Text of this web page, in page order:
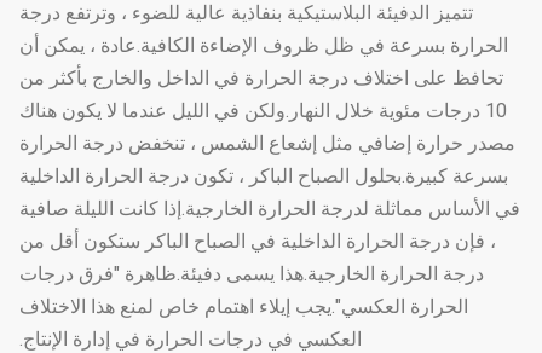
تتميز الدفيئة البلاستيكية بنفاذية عالية للضوء ، وترتفع درجة
الحرارة بسرعة في ظل ظروف الإضاءة الكافية.عادة ، يمكن أن
تحافظ على اختلاف درجة الحرارة في الداخل والخارج بأكثر من
10 درجات مئوية خلال النهار.ولكن في الليل عندما لا يكون هناك
مصدر حرارة إضافي مثل إشعاع الشمس ، تنخفض درجة الحرارة
بسرعة كبيرة.بحلول الصباح الباكر ، تكون درجة الحرارة الداخلية
في الأساس مماثلة لدرجة الحرارة الخارجية.إذا كانت الليلة صافية
، فإن درجة الحرارة الداخلية في الصباح الباكر ستكون أقل من
درجة الحرارة الخارجية.هذا يسمى دفيئة.ظاهرة "فرق درجات
الحرارة العكسي".يجب إيلاء اهتمام خاص لمنع هذا الاختلاف
العكسي في درجات الحرارة في إدارة الإنتاج.